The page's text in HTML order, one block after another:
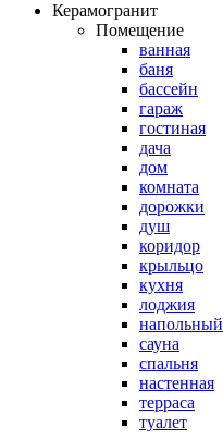
Керамогранит
Помещение
ванная
баня
бассейн
гараж
гостиная
дача
дом
комната
дорожки
душ
коридор
крыльцо
кухня
лоджия
напольный
сауна
спальня
настенная
терраса
туалет